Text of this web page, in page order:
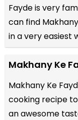
Fayde is very
can find
in a very easiest
Makhany Ke
Makhany Ke
cooking recipe
an awesome